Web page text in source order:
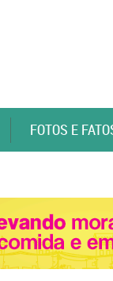
FOTOS E